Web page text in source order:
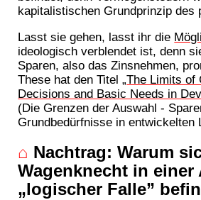
kapitalistischen Grundprinzip des
Lasst sie gehen, lasst ihr die
ideologisch verblendet ist, denn
Sparen, also das Zinsnehmen,
These hat den Titel „The Limits of
Decisions and Basic Needs in
(Die Grenzen der Auswahl -
Grundbedürfnisse in entwickelten
⌂ Nachtrag: Warum
Wagenknecht in einer
„logischer Falle”